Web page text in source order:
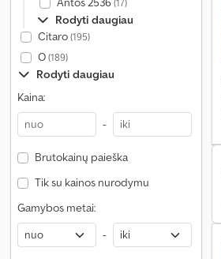
Rodyti daugiau
Citaro(195)
O(189)
Rodyti daugiau
Kaina:
-
Brutokainų paieška
Tik su kainos nurodymu
Gamybos metai:
-